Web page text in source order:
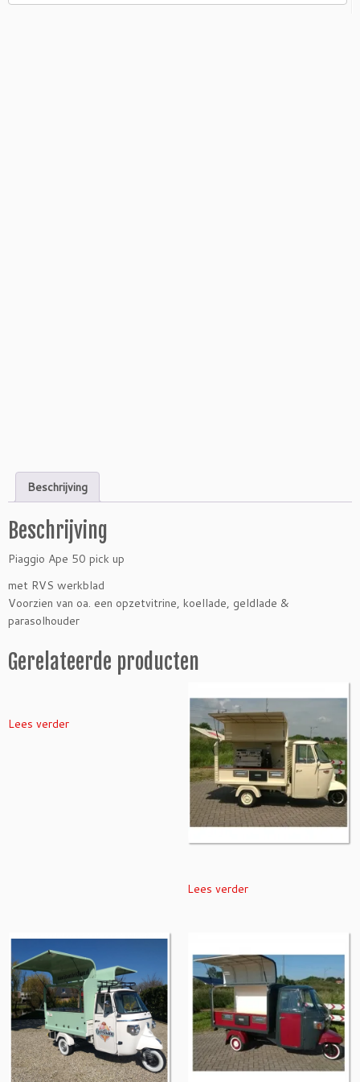
Beschrijving
Beschrijving
Piaggio Ape 50 pick up
met RVS werkblad
Voorzien van oa. een opzetvitrine, koellade, geldlade &
parasolhouder
Gerelateerde producten
Lees verder
Lees verder